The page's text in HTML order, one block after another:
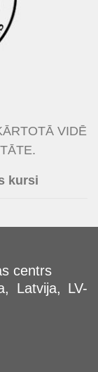
VIDĒ
kursi
centrs
Latvija, LV-